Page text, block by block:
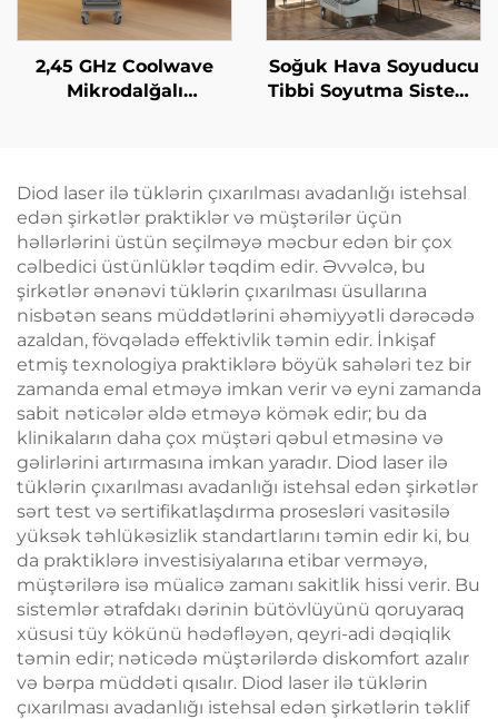
2,45 GHz Coolwave
Mikrodalğalı
və Gərginləşdirilməsi,
Üzün Radiofrekvanslı
Emalı, Çəki Itirmə və
Bədənin İncələnməsi
Soğuk Hava Soyuducu
Tibbi Soyutma Sistemi
Davamlı, Təmasdan
Azad Kliniki İstifadə
üçün
Diod laser ilə tüklərin çıxarılması avadanlığı istehsal
edən şirkətlər praktiklər və müştərilər üçün
həllərlərini üstün seçilməyə məcbur edən bir çox
cəlbedici üstünlüklər təqdim edir. Əvvəlcə, bu
şirkətlər ənənəvi tüklərin çıxarılması üsullarına
nisbətən seans müddətlərini əhəmiyyətli dərəcədə
azaldan, fövqəladə effektivlik təmin edir. İnkişaf
etmiş texnologiya praktiklərə böyük sahələri tez bir
zamanda emal etməyə imkan verir və eyni zamanda
sabit nəticələr əldə etməyə kömək edir; bu da
klinikaların daha çox müştəri qəbul etməsinə və
gəlirlərini artırmasına imkan yaradır. Diod laser ilə
tüklərin çıxarılması avadanlığı istehsal edən şirkətlər
sərt test və sertifikatlaşdırma prosesləri vasitəsilə
yüksək təhlükəsizlik standartlarını təmin edir ki, bu
da praktiklərə investisiyalarına etibar verməyə,
müştərilərə isə müalicə zamanı sakitlik hissi verir. Bu
sistemlər ətrafdakı dərinin bütövlüyünü qoruyaraq
xüsusi tüy kökünü hədəfləyən, qeyri-adi dəqiqlik
təmin edir; nəticədə müştərilərdə diskomfort azalır
və bərpa müddəti qısalır. Diod laser ilə tüklərin
çıxarılması avadanlığı istehsal edən şirkətlərin təklif